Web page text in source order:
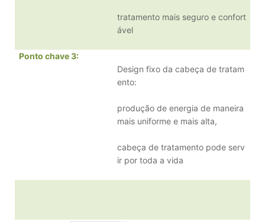
tratamento mais seguro e confort
ável
Ponto chave 3:
Design fixo da cabeça de tratam
ento:
produção de energia de maneira
mais uniforme e mais alta,
cabeça de tratamento pode serv
ir por toda a vida